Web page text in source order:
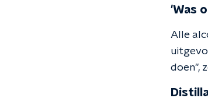
'Was
Alle
doen",